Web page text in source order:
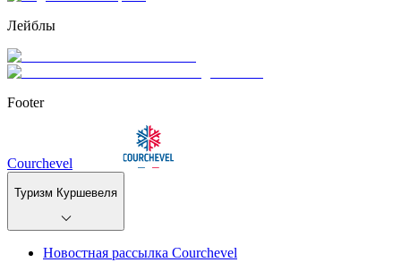
Лейблы
Footer
Courchevel
Туризм Куршевеля
Новостная рассылка Courchevel